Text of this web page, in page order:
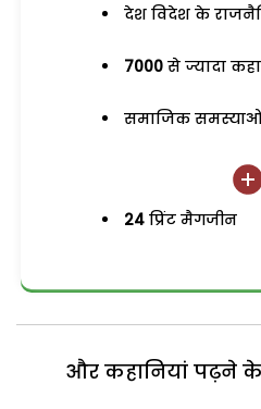
देश विदेश के
7000 से ज्यादा
समाजिक
24 प्रिंट मैगजीन
और कहानियां पढ़ने